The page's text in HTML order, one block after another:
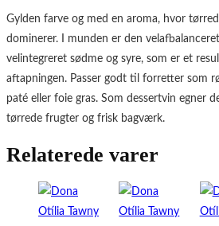
Gylden farve og med en aroma, hvor
dominerer. I munden er den
velintegreret sødme og syre, som er et
aftapningen. Passer godt til forretter som
paté eller foie gras. Som dessertvin egner
tørrede frugter og frisk bagværk.
Relaterede varer